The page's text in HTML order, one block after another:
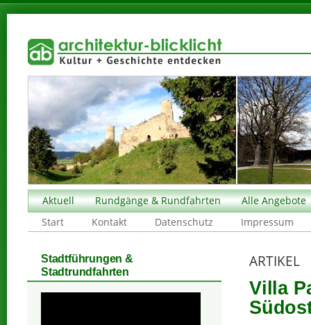
Aktuell Rundgänge & Rundfahrten
Alle Angebote
Start
Kontakt Datenschutz Impressum
ARTIKEL
Villa
Stadtführungen &
Stadtrundfahrten